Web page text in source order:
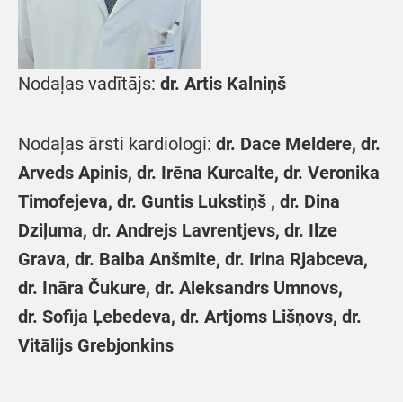
Nodaļas vadītājs: dr. Artis Kalniņš
Nodaļas ārsti kardiologi: dr. Dace Meldere, dr.
Arveds Apinis, dr. Irēna Kurcalte, dr. Veronika
Timofejeva, dr. Guntis Lukstiņš , dr. Dina
Dziļuma, dr. Andrejs Lavrentjevs, dr. Ilze
Grava, dr. Baiba Anšmite, dr. Irina Rjabceva,
dr. Ināra Čukure, dr. Aleksandrs Umnovs,
dr. Sofija Ļebedeva, dr. Artjoms Lišņovs, dr.
Vitālijs Grebjonkins